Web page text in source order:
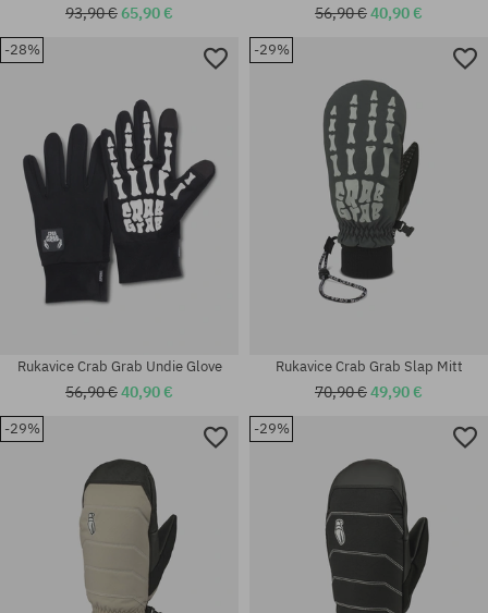
Dostupné veľkosti:
Dostupné veľkosti:
93,90 €65,90 €
Dostupné veľkosti:
56,90 €40,90 €
-28%
Rukavice Crab Grab Undie Glove
56,90 €40,90 €
-29%
Rukavice Crab Grab Slap Mitt
70,90 €49,90 €
-29% -29%